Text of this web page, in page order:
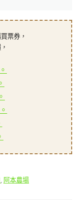
票券，
, 阿本農場